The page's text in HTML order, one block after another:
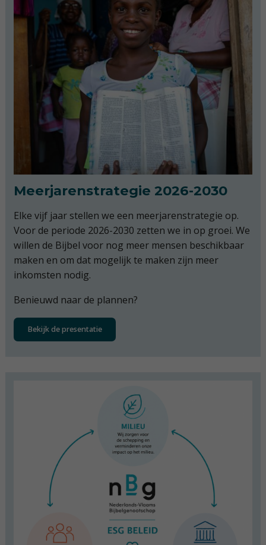
Meerjarenstrategie 2026-2030
Elke vijf jaar stellen we een meerjarenstrategie op.
Voor de periode 2026-2030 zetten we in op groei. We
willen de Bijbel voor nog meer mensen beschikbaar
maken en om dat mogelijk te maken zijn meer
inkomsten nodig.
Benieuwd naar de plannen?
Bekijk de presentatie